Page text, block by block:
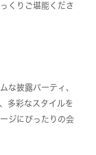
くりご堪能くださ
な披露パーティ、
多彩なスタイルを
ジにぴったりの会